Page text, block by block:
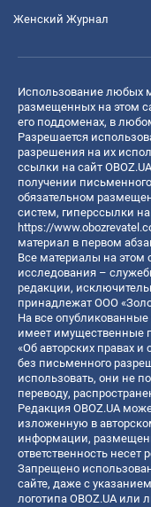
Женский Журнал
Использование любых
размещенных на этом
его поддоменах, в
Разрешается
разрешения на их
ссылки на сайт
получении
обязательном
систем, гиперссылки
https://
материал в первом
Все материалы на этом
исследования –
редакции,
принадлежат ООО
На все
имеет имущественные
«Об авторских правах
без письменного
использовать, они не
переводу,
Редакция OBOZ.UA
изложенную в
информации,
ответственность несет
Запрещено
сайте, даже с
логотипа OBOZ.UA или